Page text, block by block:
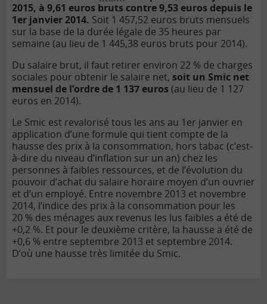
2015, à 9,61 euros bruts contre 9,53 euros depuis le
1er janvier 2014. Soit 1 457,52 euros bruts mensuels
sur la base de la durée légale de 35 heures par
semaine (au lieu de 1 445,38 euros bruts pour 2014).
Du salaire brut, il faut retirer environ 22 % de charges
sociales pour obtenir le salaire net, soit un Smic net
mensuel de l’ordre de 1 137 euros (au lieu de 1 127
euros en 2014).
Le Smic est revalorisé tous les ans au 1er janvier en
application d’une formule qui tient compte de la
hausse des prix à la consommation, hors tabac (c’est-
à-dire du niveau d’inflation sur un an) chez les
personnes à faibles ressources, et de l’évolution du
pouvoir d’achat du salaire horaire moyen d’un ouvrier
et d’un employé. Entre novembre 2013 et novembre
2014, l’indice des prix à la consommation pour les
20 % des ménages aux revenus les lus faibles a été de
+0,2 %. Et pour le deuxième critère, la hausse a été de
+0,6 % entre septembre 2013 et septembre 2014.
D’où une hausse très limitée du Smic.